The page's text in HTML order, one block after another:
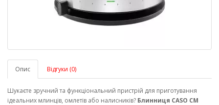
Опис Відгуки (0)
Шукаєте зручний та функціональний пристрій для приготування
ідеальних млинців, омлетів або налисників? Блинниця CASO CM